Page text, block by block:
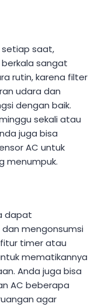
setiap saat,
sangat
rutin, karena filter
udara dan
dengan baik.
sekali atau
juga bisa
AC untuk
menumpuk.
dapat
mengonsumsi
timer atau
mematikannya
Anda juga bisa
AC beberapa
agar